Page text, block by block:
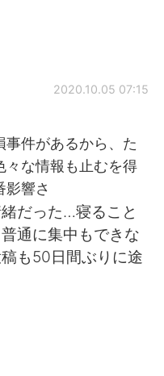
2020.10.05 07:15
件があるから、た
々な情報も止むを得
影響さ
だった…寝ること
通に集中もできな
も50日間ぶりに途